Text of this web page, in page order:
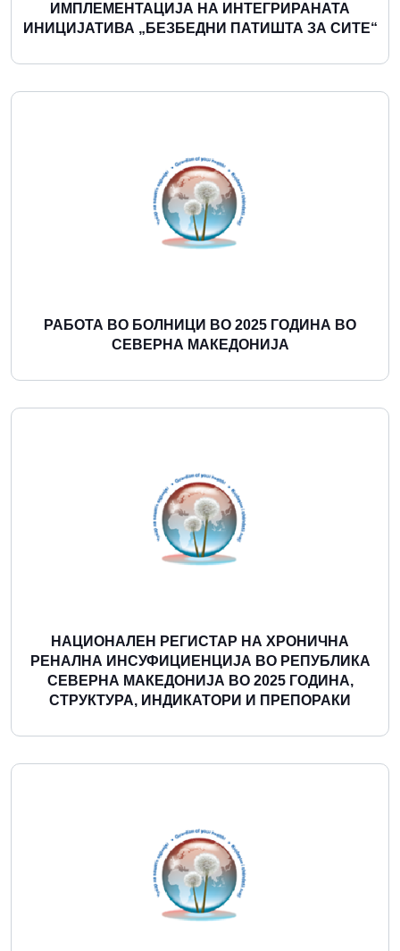
ИМПЛЕМЕНТАЦИЈА НА ИНТЕГРИРАНАТА
ИНИЦИЈАТИВА „БЕЗБЕДНИ ПАТИШТА ЗА СИТЕ“
Повеќе
РАБОТА ВО БОЛНИЦИ ВО 2025 ГОДИНА ВО
СЕВЕРНА МАКЕДОНИЈА
Повеќе
НАЦИОНАЛЕН РЕГИСТАР НА ХРОНИЧНА
РЕНАЛНА ИНСУФИЦИЕНЦИЈА ВО РЕПУБЛИКА
СЕВЕРНА МАКЕДОНИЈА ВО 2025 ГОДИНА,
СТРУКТУРА, ИНДИКАТОРИ И ПРЕПОРАКИ
Повеќе